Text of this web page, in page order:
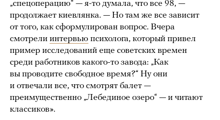
„спецоперацию“ — я-то думала, что все 98, —
продолжает киевлянка. — Но там же все зависит
от того, как сформулирован вопрос. Вчера
смотрели интервью психолога, который привел
пример исследований еще советских времен
среди работников какого-то завода: „Как
вы проводите свободное время?“ Ну они
и отвечали все, что смотрят балет —
преимущественно „Лебединое озеро“ — и читают
классиков».